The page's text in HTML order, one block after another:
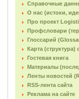
Справочные
О нас (истоки,
Про проект
Профсловари
Глоссарий
Карта (структура)
Гостевая книга
Материалы
Ленты новостей
RSS-лента сайта
Реклама на сайте